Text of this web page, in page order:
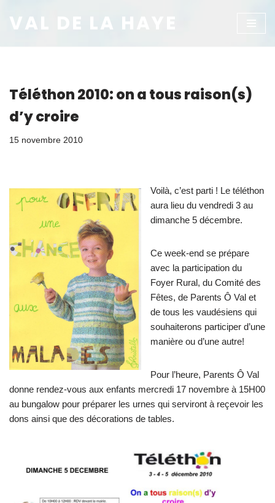
Aller
au
VAL DE LA HAYE
Téléthon 2010: on a tous raison(s)
d’y croire
15 novembre 2010
Voilà, c’est parti ! Le téléthon
aura lieu du vendredi 3 au
dimanche 5 décembre.
Ce week-end se prépare
avec la participation du
Foyer Rural, du Comité des
Fêtes, de Parents Ô Val et
de tous les vaudésiens qui
souhaiterons participer d’une
manière ou d’une autre!
Pour l’heure, Parents Ô Val
donne rendez-vous aux enfants mercredi 17 novembre à 15H00
au bungalow pour préparer les urnes qui serviront à reçevoir les
dons ainsi que des décorations de tables.